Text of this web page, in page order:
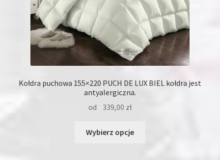
Kołdra puchowa 155×220 PUCH DE LUX BIEL kołdra jest
antyalergiczna.
od
339,00 zł
Wybierz opcje